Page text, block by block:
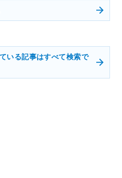
いる記事はすべて検索で